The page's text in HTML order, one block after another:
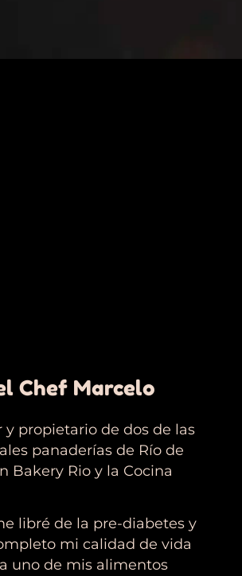
Chef Marcelo
y propietario de dos de las
panaderías de Río de
Bakery Rio y la Cocina
libré de la pre-diabetes y
mi calidad de vida
uno de mis alimentos